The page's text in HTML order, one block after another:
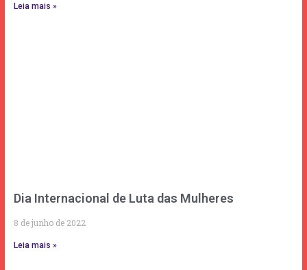
Leia mais »
Dia Internacional de Luta das Mulheres
8 de junho de 2022
Leia mais »